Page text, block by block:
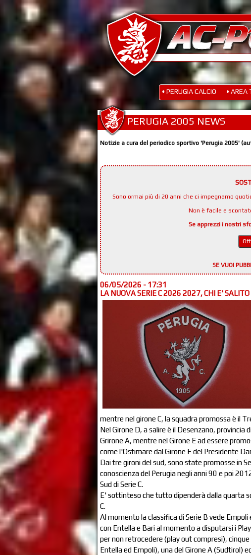
• PERUGIA CALCIO • AREA
PERUGIA 2005 NEWS
Notizie a cura del periodico sportivo 'Perugia 2005'
Sono ormai più di 20 anni che ci impegnamo
Non è facile e
Se apprezzi i nostri
SE VUOI
06/05/2026 - 17:31
LA NUOVA SERIE C 2026 2027, CHI E'
mentre nel girone C, la squadra promossa è il
Nel Girone D, a salire è il Desenzano,
Grirone A, mentre nel Girone E ad essere
come l'Ostimare dal Girone F del Presidente
Dai tre gironi del sud, sono state promosse in
conoscienza del Perugia negli anni 90 e poi
Sud di Serie C.
E' sottinteso che tutto dipenderà dalla quarta
C.
Al momento la classifica di Serie B vede
con Entella e Bari al momento a disputarsi i
per non retrocedere (play out compresi),
Entella ed Empoli), una del Girone A (Sudtirol)